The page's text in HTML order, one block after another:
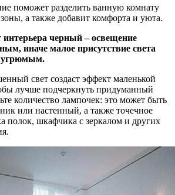
поможет разделить ванную комнату
а также добавит комфорта и уюта.
интерьера черный – освещение
иначе малое присутствие света
угрюмым.
свет создаст эффект маленькой
лучше подчеркнуть придуманный
количество лампочек: это может быть
или настенный, а также точечное
полок, шкафчика с зеркалом и других